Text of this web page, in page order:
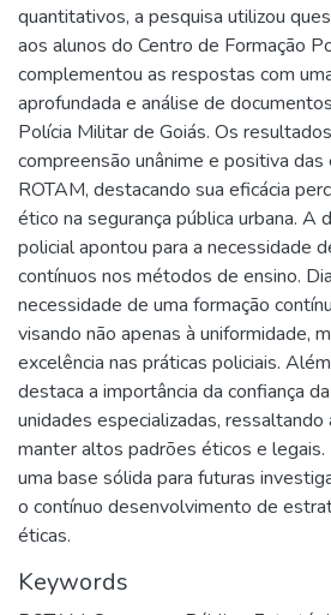
quantitativos, a pesquisa utilizou
aos alunos do Centro de Formação
complementou as respostas com
aprofundada e análise de
Polícia Militar de Goiás. Os
compreensão unânime e positiva
ROTAM, destacando sua eficácia
ético na segurança pública urbana. A
policial apontou para a necessidade
contínuos nos métodos de ensino.
necessidade de uma formação
visando não apenas à uniformidade,
excelência nas práticas policiais.
destaca a importância da confiança
unidades especializadas,
manter altos padrões éticos e
uma base sólida para futuras
o contínuo desenvolvimento de
éticas.
Keywords